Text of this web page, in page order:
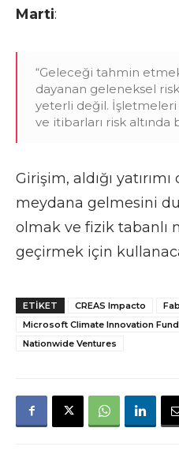
Marti:
“Geleceği tahmin
dayanan geleneksel
yeterli değil. İşletmeleri
ve itibarları risk altında
Girişim, aldığı
meydana gelmesini
olmak ve fizik tabanlı
geçirmek için
ETIKET CREAS Impacto
Microsoft Climate Innovation Fund
Nationwide Ventures